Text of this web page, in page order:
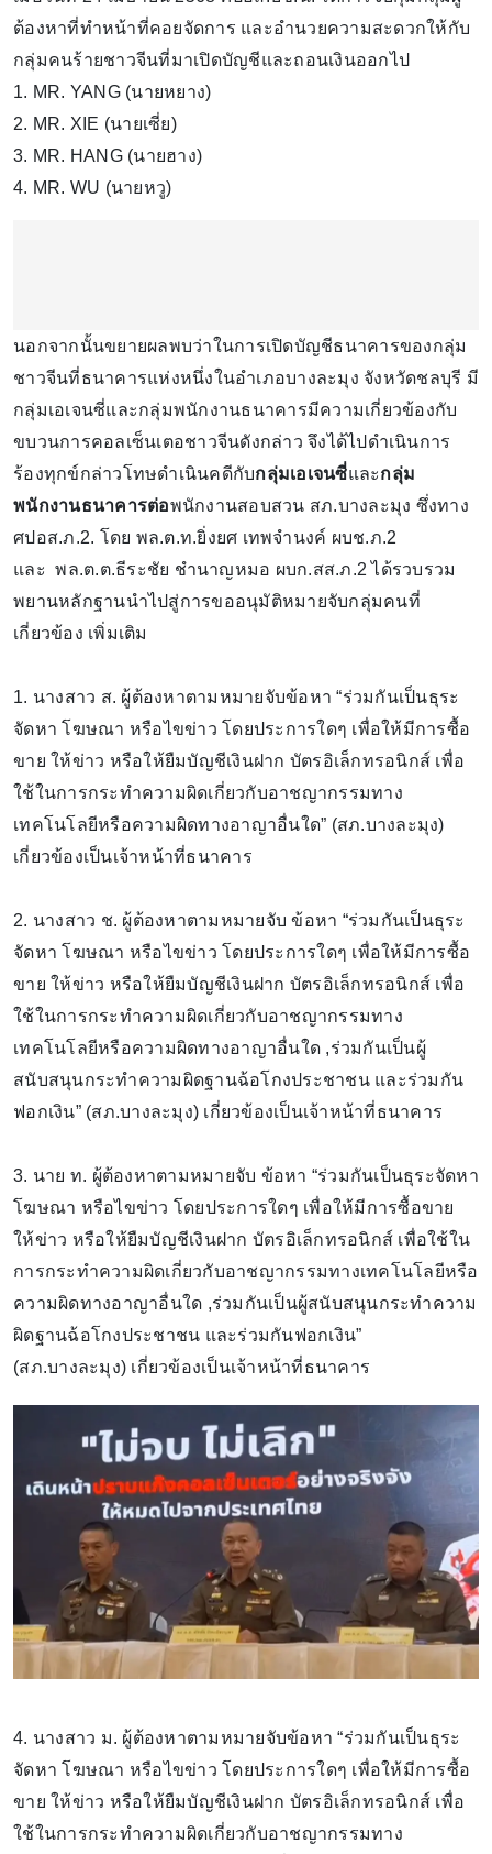
ต้องหาที่ทำหน้าที่คอยจัดการ และอำนวยความสะดวกให้กับ
กลุ่มคนร้ายชาวจีนที่มาเปิดบัญชีและถอนเงินออกไป
1. MR. YANG (นายหยาง)
2. MR. XIE (นายเซี่ย)
3. MR. HANG (นายฮาง)
4. MR. WU (นายหวู)
นอกจากนั้นขยายผลพบว่าในการเปิดบัญชีธนาคารของกลุ่ม
ชาวจีนที่ธนาคารแห่งหนึ่งในอำเภอบางละมุง จังหวัดชลบุรี มี
กลุ่มเอเจนซี่และกลุ่มพนักงานธนาคารมีความเกี่ยวข้องกับ
ขบวนการคอลเซ็นเตอชาวจีนดังกล่าว จึงได้ไปดำเนินการ
ร้องทุกข์กล่าวโทษดำเนินคดีกับกลุ่มเอเจนซี่และกลุ่ม
พนักงานธนาคารต่อพนักงานสอบสวน สภ.บางละมุง ซึ่งทาง
ศปอส.ภ.2. โดย พล.ต.ท.ยิ่งยศ เทพจำนงค์ ผบช.ภ.2
และ พล.ต.ต.ธีระชัย ชำนาญหมอ ผบก.สส.ภ.2 ได้รวบรวม
พยานหลักฐานนำไปสู่การขออนุมัติหมายจับกลุ่มคนที่
เกี่ยวข้อง เพิ่มเติม
1. นางสาว ส. ผู้ต้องหาตามหมายจับข้อหา “ร่วมกันเป็นธุระ
จัดหา โฆษณา หรือไขข่าว โดยประการใดๆ เพื่อให้มีการซื้อ
ขาย ให้ข่าว หรือให้ยืมบัญชีเงินฝาก บัตรอิเล็กทรอนิกส์ เพื่อ
ใช้ในการกระทำความผิดเกี่ยวกับอาชญากรรมทาง
เทคโนโลยีหรือความผิดทางอาญาอื่นใด” (สภ.บางละมุง)
เกี่ยวข้องเป็นเจ้าหน้าที่ธนาคาร
2. นางสาว ช. ผู้ต้องหาตามหมายจับ ข้อหา “ร่วมกันเป็นธุระ
จัดหา โฆษณา หรือไขข่าว โดยประการใดๆ เพื่อให้มีการซื้อ
ขาย ให้ข่าว หรือให้ยืมบัญชีเงินฝาก บัตรอิเล็กทรอนิกส์ เพื่อ
ใช้ในการกระทำความผิดเกี่ยวกับอาชญากรรมทาง
เทคโนโลยีหรือความผิดทางอาญาอื่นใด ,ร่วมกันเป็นผู้
สนับสนุนกระทำความผิดฐานฉ้อโกงประชาชน และร่วมกัน
ฟอกเงิน” (สภ.บางละมุง) เกี่ยวข้องเป็นเจ้าหน้าที่ธนาคาร
3. นาย ท. ผู้ต้องหาตามหมายจับ ข้อหา “ร่วมกันเป็นธุระจัดหา
โฆษณา หรือไขข่าว โดยประการใดๆ เพื่อให้มีการซื้อขาย
ให้ข่าว หรือให้ยืมบัญชีเงินฝาก บัตรอิเล็กทรอนิกส์ เพื่อใช้ใน
การกระทำความผิดเกี่ยวกับอาชญากรรมทางเทคโนโลยีหรือ
ความผิดทางอาญาอื่นใด ,ร่วมกันเป็นผู้สนับสนุนกระทำความ
ผิดฐานฉ้อโกงประชาชน และร่วมกันฟอกเงิน”
(สภ.บางละมุง) เกี่ยวข้องเป็นเจ้าหน้าที่ธนาคาร
4. นางสาว ม. ผู้ต้องหาตามหมายจับข้อหา “ร่วมกันเป็นธุระ
จัดหา โฆษณา หรือไขข่าว โดยประการใดๆ เพื่อให้มีการซื้อ
ขาย ให้ข่าว หรือให้ยืมบัญชีเงินฝาก บัตรอิเล็กทรอนิกส์ เพื่อ
ใช้ในการกระทำความผิดเกี่ยวกับอาชญากรรมทาง